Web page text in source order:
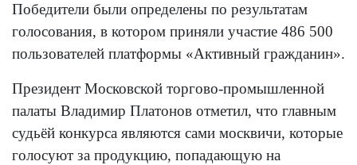
Победители были определены по результатам
голосования, в котором приняли участие 486 500
пользователей платформы «Активный гражданин».
Президент Московской торгово-промышленной
палаты Владимир Платонов отметил, что главным
судьёй конкурса являются сами москвичи, которые
голосуют за продукцию, попадающую на